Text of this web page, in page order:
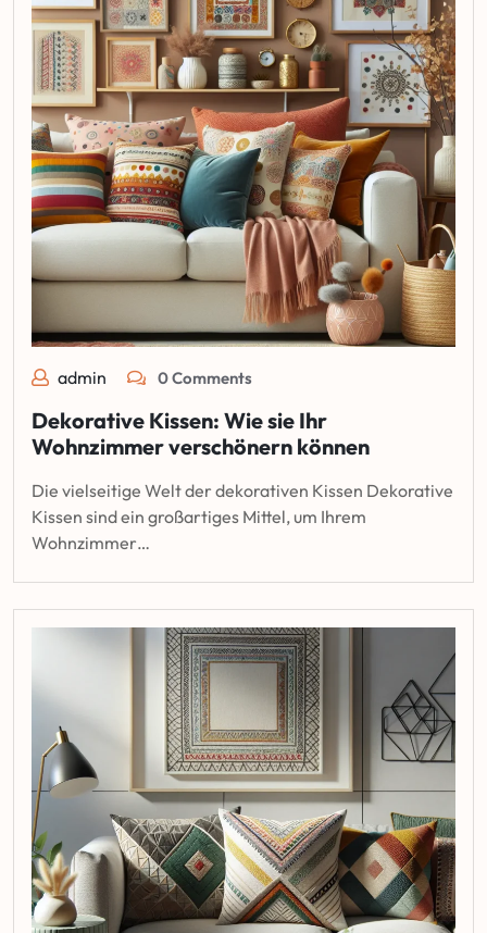
admin 0 Comments
Dekorative Kissen: Wie sie Ihr
Wohnzimmer verschönern können
Die vielseitige Welt der dekorativen Kissen Dekorative
Kissen sind ein großartiges Mittel, um Ihrem
Wohnzimmer…